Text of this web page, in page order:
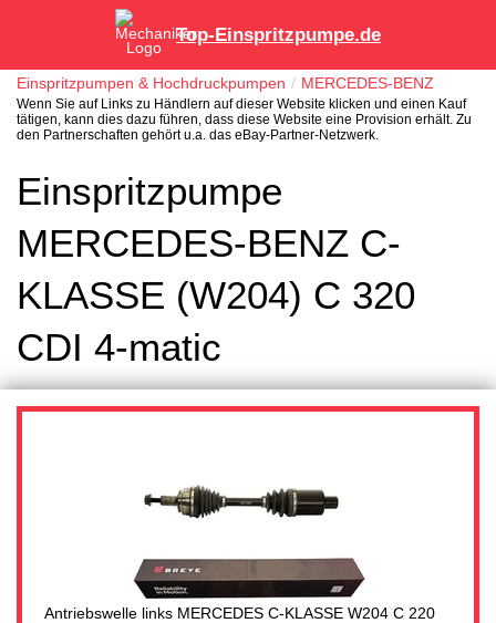
Top-Einspritzpumpe.de
Einspritzpumpen & Hochdruckpumpen MERCEDES-BENZ
Wenn Sie auf Links zu Händlern auf dieser Website klicken und einen Kauf
tätigen, kann dies dazu führen, dass diese Website eine Provision erhält. Zu
den Partnerschaften gehört u.a. das eBay-Partner-Netzwerk.
Einspritzpumpe
MERCEDES-BENZ C-
KLASSE (W204) C 320
CDI 4-matic
Antriebswelle links MERCEDES C-KLASSE W204 C 220